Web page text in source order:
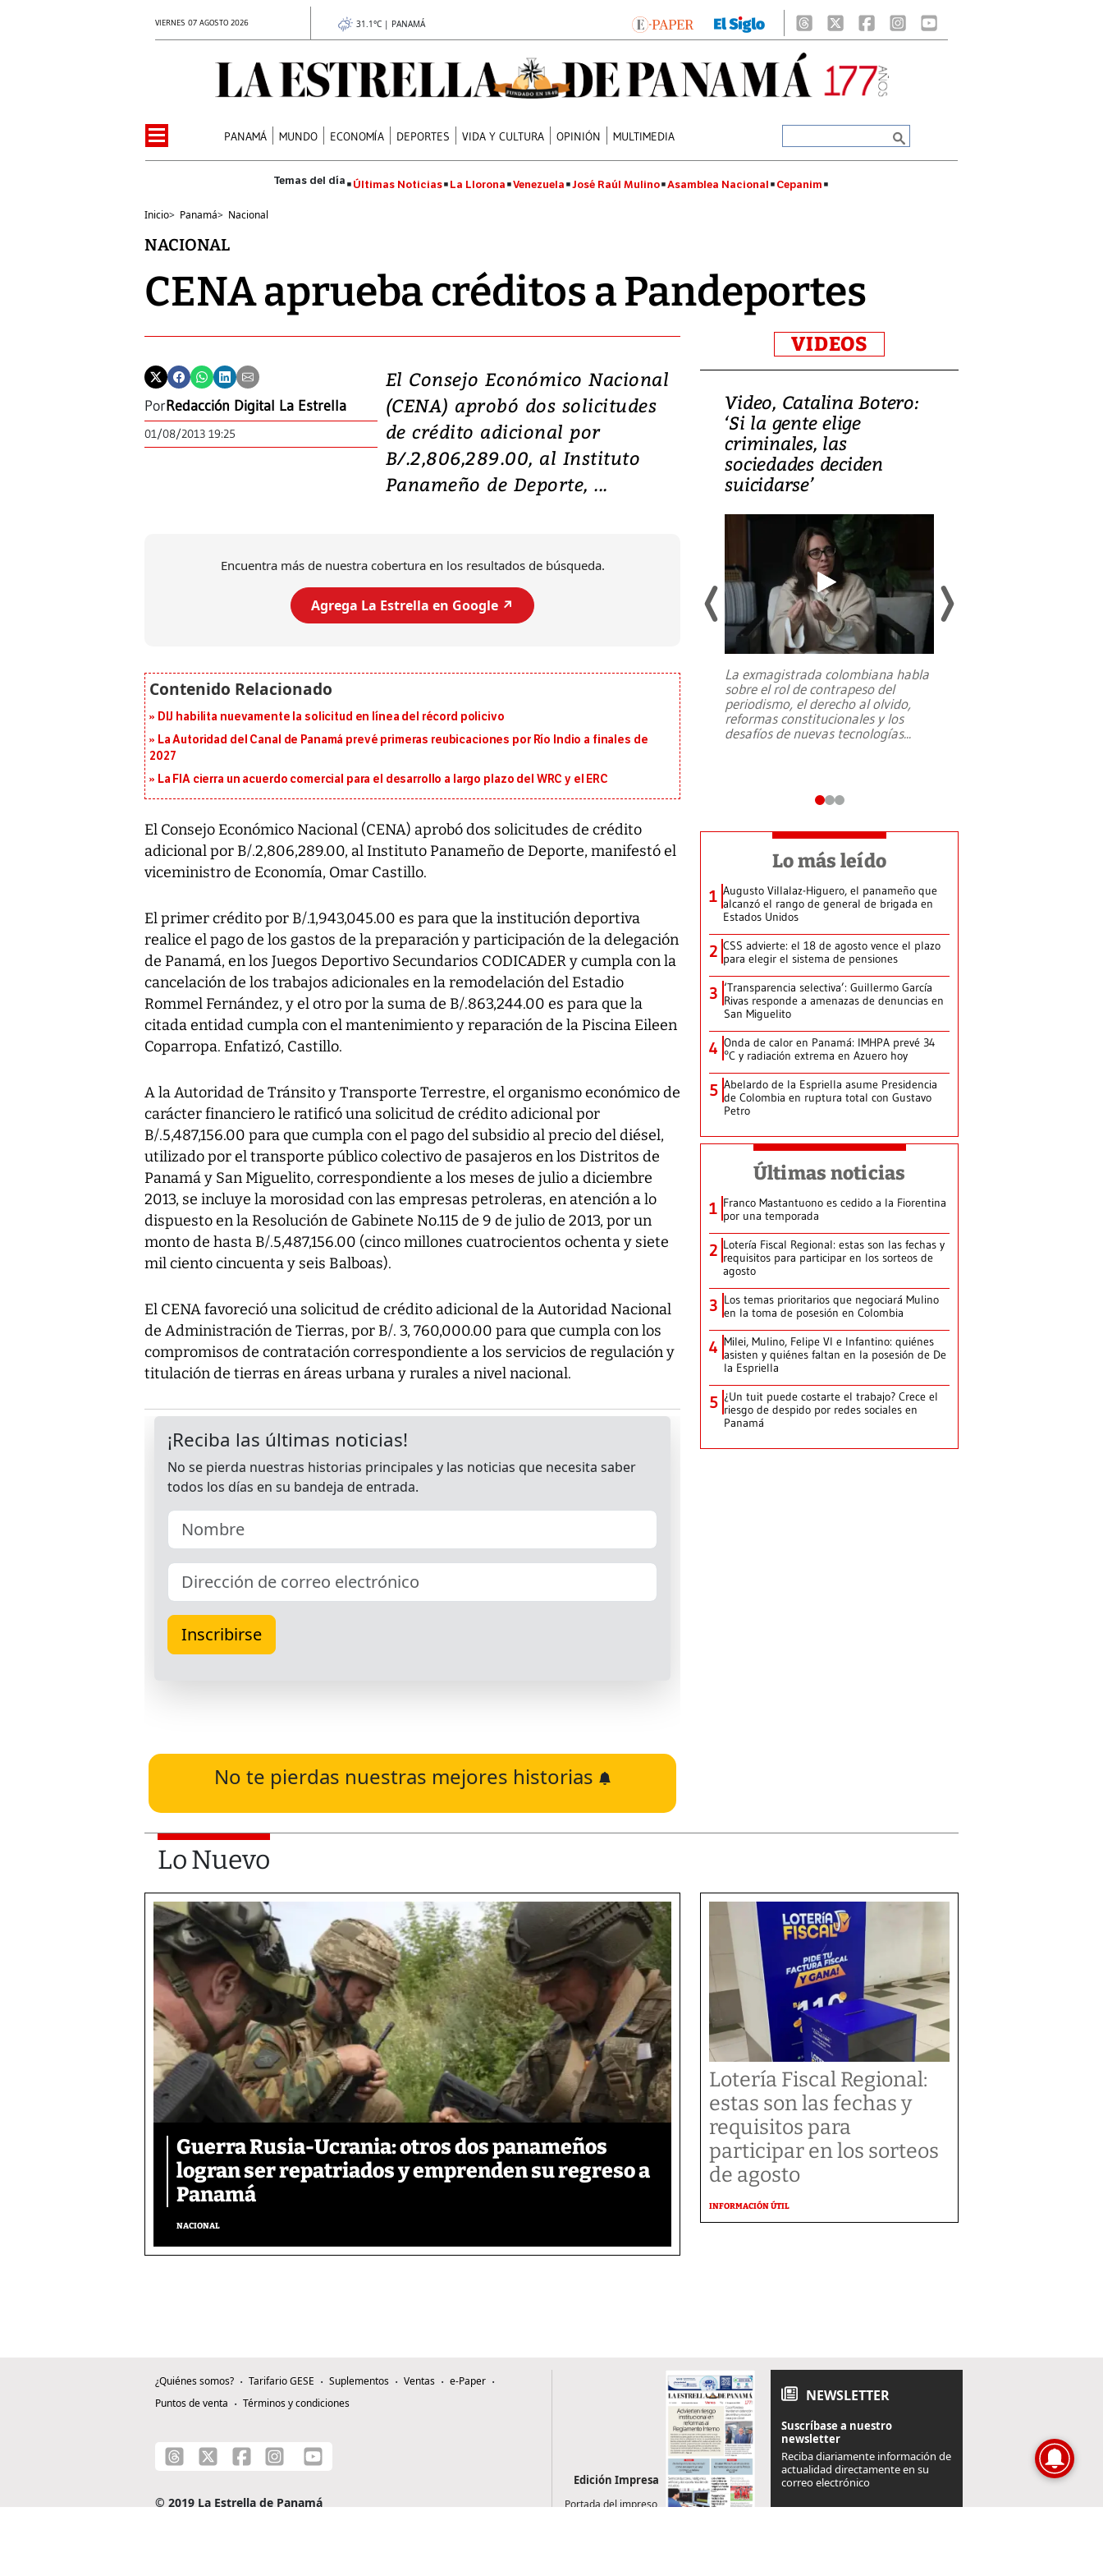
VIERNES 07 AGOSTO 2026 31.1°C | PANAMÁ
PANAMÁ MUNDO ECONOMÍA DEPORTES VIDA Y CULTURA OPINIÓN MULTIMEDIA
Últimas Noticias La Llorona Venezuela José Raúl Mulino Asamblea Nacional Cepanim
Inicio> Panamá> Nacional
NACIONAL
CENA aprueba créditos a Pandeportes
PorRedacción Digital La Estrella
01/08/2013 19:25
El Consejo Económico Nacional
(CENA) aprobó dos solicitudes
de crédito adicional por
B/.2,806,289.00, al Instituto
Panameño de Deporte, ...
Encuentra más de nuestra cobertura en los resultados de búsqueda.
Agrega La Estrella en Google ↗️
DIJ habilita nuevamente la solicitud en línea del récord policivo
La Autoridad del Canal de Panamá prevé primeras reubicaciones por Río Indio a finales de
2027
La FIA cierra un acuerdo comercial para el desarrollo a largo plazo del WRC y el ERC
El Consejo Económico Nacional (CENA) aprobó dos solicitudes de crédito
adicional por B/.2,806,289.00, al Instituto Panameño de Deporte, manifestó el
viceministro de Economía, Omar Castillo.
El primer crédito por B/.1,943,045.00 es para que la institución deportiva
realice el pago de los gastos de la preparación y participación de la delegación
de Panamá, en los Juegos Deportivo Secundarios CODICADER y cumpla con la
cancelación de los trabajos adicionales en la remodelación del Estadio
Rommel Fernández, y el otro por la suma de B/.863,244.00 es para que la
citada entidad cumpla con el mantenimiento y reparación de la Piscina Eileen
Coparropa. Enfatizó, Castillo.
A la Autoridad de Tránsito y Transporte Terrestre, el organismo económico de
carácter financiero le ratificó una solicitud de crédito adicional por
B/.5,487,156.00 para que cumpla con el pago del subsidio al precio del diésel,
utilizado por el transporte público colectivo de pasajeros en los Distritos de
Panamá y San Miguelito, correspondiente a los meses de julio a diciembre
2013, se incluye la morosidad con las empresas petroleras, en atención a lo
dispuesto en la Resolución de Gabinete No.115 de 9 de julio de 2013, por un
monto de hasta B/.5,487,156.00 (cinco millones cuatrocientos ochenta y siete
mil ciento cincuenta y seis Balboas).
El CENA favoreció una solicitud de crédito adicional de la Autoridad Nacional
de Administración de Tierras, por B/. 3, 760,000.00 para que cumpla con los
compromisos de contratación correspondiente a los servicios de regulación y
titulación de tierras en áreas urbana y rurales a nivel nacional.
No te pierdas nuestras mejores historias
VIDEOS
Video, Japón: Terremoto
deja heridos y graves
daños en Kumamoto
al sur de Japón, provocando una
Video, Catalina Botero:
‘Si la gente elige
criminales, las
sociedades deciden
suicidarse’
La exmagistrada colombiana habla
sobre el rol de contrapeso del
periodismo, el derecho al olvido,
reformas constitucionales y los
desafíos de nuevas tecnologías...
Lo más leído
1 Augusto Villalaz-Higuero, el panameño que
alcanzó el rango de general de brigada en
Estados Unidos
2 CSS advierte: el 18 de agosto vence el plazo
para elegir el sistema de pensiones
3 ‘Transparencia selectiva’: Guillermo García
Rivas responde a amenazas de denuncias en
San Miguelito
4 Onda de calor en Panamá: IMHPA prevé 34
°C y radiación extrema en Azuero hoy
5 Abelardo de la Espriella asume Presidencia
de Colombia en ruptura total con Gustavo
Petro
Últimas noticias
1 Franco Mastantuono es cedido a la Fiorentina
por una temporada
2 Lotería Fiscal Regional: estas son las fechas y
requisitos para participar en los sorteos de
agosto
3 Los temas prioritarios que negociará Mulino
en la toma de posesión en Colombia
4 Milei, Mulino, Felipe VI e Infantino: quiénes
asisten y quiénes faltan en la posesión de De
la Espriella
5 ¿Un tuit puede costarte el trabajo? Crece el
riesgo de despido por redes sociales en
Panamá
Lo Nuevo
Guerra Rusia-Ucrania: otros dos panameños
logran ser repatriados y emprenden su regreso a
Panamá
NACIONAL
Lotería Fiscal Regional:
estas son las fechas y
requisitos para
participar en los sorteos
de agosto
INFORMACIÓN ÚTIL
¿Quiénes somos? Tarifario GESE Suplementos Ventas
e-Paper
Puntos de venta
Términos y condiciones
© 2019 La Estrella de Panamá
Edición Impresa
Portada del impreso
NEWSLETTER
Suscríbase a nuestro
newsletter
Reciba diariamente información de
actualidad directamente en su
correo electrónico